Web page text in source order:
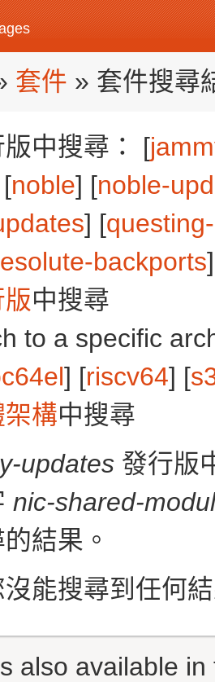
套件 » 套件搜尋
中搜尋： [
noble] [noble-
] [
backports
中搜尋
to a specific
] [riscv64] [
構中搜尋
updates 發行版
nic-shared-
結果。
能搜尋到任何
also available